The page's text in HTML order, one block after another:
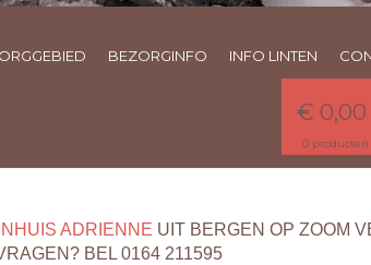
BEZORGINFO INFO LINTEN
€ 0,00
0 producten
ADRIENNE UIT BERGEN OP ZOOM
BEL 0164 211595